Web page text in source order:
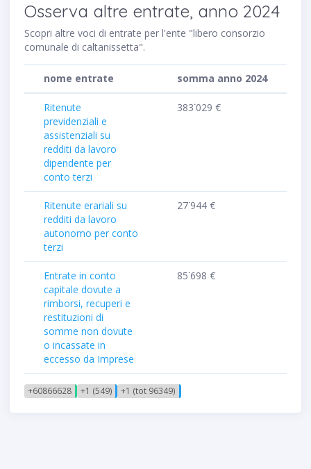
Osserva altre entrate, anno 2024
Scopri altre voci di entrate per l'ente "libero consorzio
comunale di caltanissetta".
nome entrate somma anno 2024
Ritenute
previdenziali e
assistenziali su
redditi da lavoro
dipendente per
conto terzi
383˙029 €
Ritenute erariali su
redditi da lavoro
autonomo per conto
terzi
27˙944 €
Entrate in conto
capitale dovute a
rimborsi, recuperi e
restituzioni di
somme non dovute
o incassate in
eccesso da Imprese
85˙698 €
+60866628 +1 (549) +1 (tot 96349)